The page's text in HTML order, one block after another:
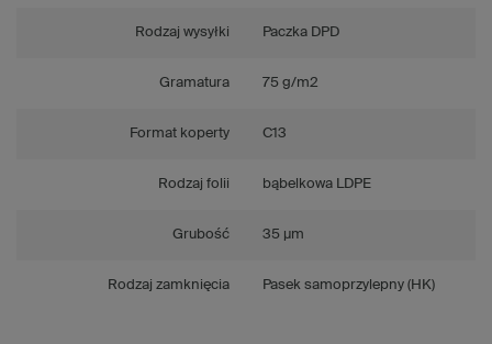
Rodzaj wysyłki Paczka DPD
Gramatura 75 g/m2
Format koperty C13
Rodzaj folii bąbelkowa LDPE
Grubość 35 µm
Rodzaj zamknięcia Pasek samoprzylepny (HK)